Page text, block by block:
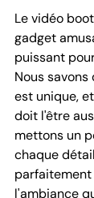
Le vidéo
gadget
puissant
Nous
est unique,
doit l'être
mettons un
chaque
l'ambiance